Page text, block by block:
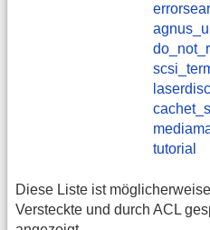
laserdisc
tutorial
Diese Liste ist
Versteckte und durch ACL